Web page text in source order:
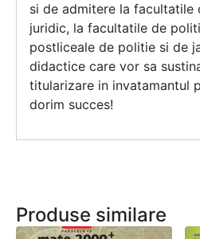
si de admitere la
juridic, la facultatile de
postliceale de politie si de
didactice care vor sa
titularizare in invatamantul
dorim succes!
Produse similare